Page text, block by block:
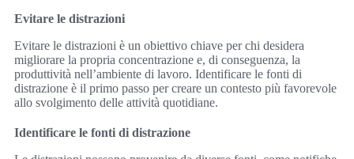
Evitare le distrazioni
Evitare le distrazioni è un obiettivo chiave per chi desidera
migliorare la propria concentrazione e, di conseguenza, la
produttività nell’ambiente di lavoro. Identificare le fonti di
distrazione è il primo passo per creare un contesto più favorevole
allo svolgimento delle attività quotidiane.
Identificare le fonti di distrazione